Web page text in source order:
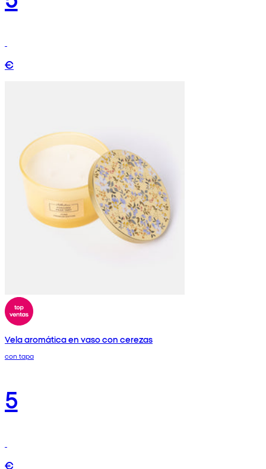
€
Vela aromática en vaso con cerezas
con tapa
5
€